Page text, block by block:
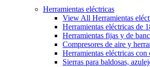
Herramientas eléctricas
View All Herramientas
Herramientas eléctricas de
Herramientas fijas y de
Compresores de aire y
Herramientas eléctricas con
Sierras para baldosas,